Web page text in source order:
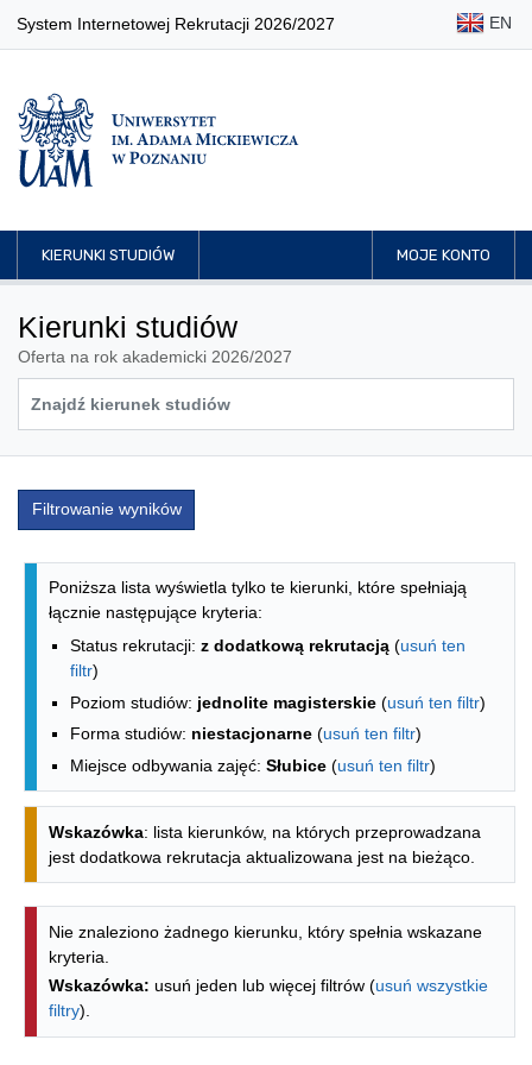
System Internetowej Rekrutacji 2026/2027 EN
KIERUNKI STUDIÓW MOJE KONTO
Kierunki studiów
Oferta na rok akademicki 2026/2027
Filtrowanie wyników
Lista kierunków - spis według
Poniższa lista wyświetla tylko te kierunki, które spełniają
łącznie następujące kryteria:
Status rekrutacji: z dodatkową rekrutacją (usuń ten
filtr)
Poziom studiów: jednolite magisterskie (usuń ten filtr)
Forma studiów: niestacjonarne (usuń ten filtr)
Miejsce odbywania zajęć: Słubice (usuń ten filtr)
Wskazówka: lista kierunków, na których przeprowadzana
jest dodatkowa rekrutacja aktualizowana jest na bieżąco.
Nie znaleziono żadnego kierunku, który spełnia wskazane
kryteria.
Wskazówka: usuń jeden lub więcej filtrów (usuń wszystkie
filtry).